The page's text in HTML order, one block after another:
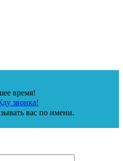
время!
звонка!
вас по имени.